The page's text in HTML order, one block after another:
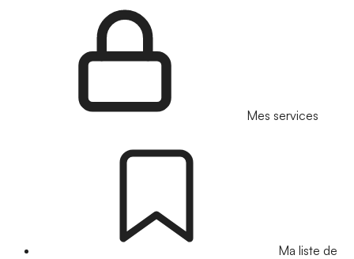
Mes services
Ma liste de